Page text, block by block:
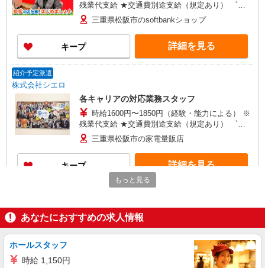
残業代支給 ★交通費別途支給（規定あり） ゜
+゜・。○。・゜+゜・。○。・゜+゜ 入社祝い金10
万円支給(規定有) お友達を紹介頂くと, インセンテ
ィブ支給(規定有) ★月2回払い・週払い可能（規程
有）★ ゜・。○。・゜+゜・。○。・゜+゜
三重県松阪市のsoftbankショップ
キープ 詳細を見る
紹介予定派遣
株式会社シエロ
各キャリアの対応業務スタッフ
時給1600円〜1850円（経験・能力による） ※
残業代支給 ★交通費別途支給（規定あり） ゜
+゜・。○。・゜+゜・。○。・゜+゜ 入社祝い金10
万円支給(規定有) お友達を紹介頂くと, インセンテ
ィブ支給(規定有) ★月2回払い・週払い可能（規程
有）★ ゜・。○。・゜+゜・。○。・゜+゜
三重県松阪市の家電量販店
キープ 詳細を見る
各キャリアの対応業務スタッフ
時給1600円〜1850円（経験・能力による） ※
残業代支給 ★交通費別途支給（規定あり） ゜
+゜・。○。・゜+゜・。○。・゜+゜ 入社祝い金10
もっと見る
あなたにおすすめの求人情報
ホールスタッフ
時給 1,150円